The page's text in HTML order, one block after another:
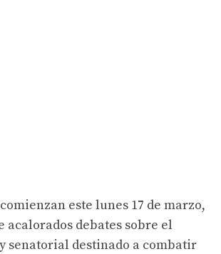
este lunes 17 de marzo,
acalorados debates sobre el
senatorial destinado a combatir